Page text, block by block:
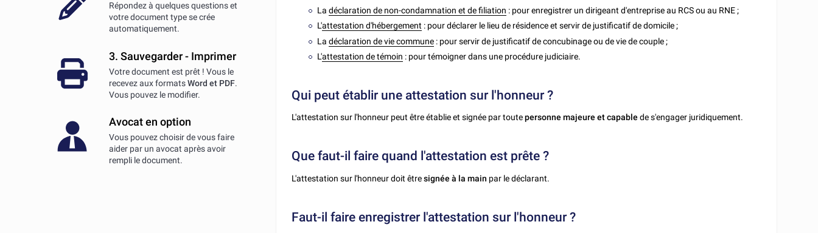
Répondez à quelques questions et
votre document type se crée
automatiquement.
3. Sauvegarder - Imprimer
Votre document est prêt ! Vous le
recevez aux formatsWord et PDF.
Vous pouvez le modifier.
Avocat en option
Vous pouvez choisir de vous faire
aider par un avocat après avoir
rempli le document.
Ladéclaration de non-condamnation et de filiation : pour enregistrer un dirigeant d'entreprise au RCS ou au RNE ;
L'attestation d'hébergement : pour déclarer le lieu de résidence et servir de justificatif de domicile ;
Ladéclaration de vie commune : pour servir de justificatif de concubinage ou de vie de couple ;
L'attestation de témoin : pour témoigner dans une procédure judiciaire.
Qui peut établir une attestation sur l'honneur ?
L'attestation sur l'honneur peut être établie et signée par toutepersonne majeure et capable de s'engager juridiquement.
Que faut-il faire quand l'attestation est prête ?
L'attestation sur l'honneur doit êtresignée à la main par le déclarant.
Faut-il faire enregistrer l'attestation sur l'honneur ?